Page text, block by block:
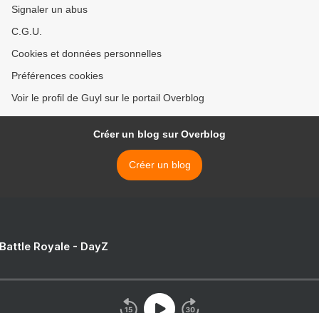
Signaler un abus
C.G.U.
Cookies et données personnelles
Préférences cookies
Voir le profil de Guyl sur le portail Overblog
Créer un blog sur Overblog
Créer un blog
Royale - DayZ